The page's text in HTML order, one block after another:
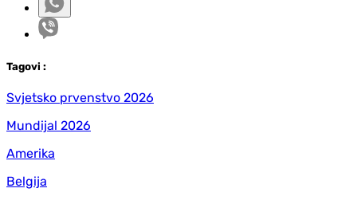
Tagovi :
Svjetsko prvenstvo 2026
Mundijal 2026
Amerika
Belgija